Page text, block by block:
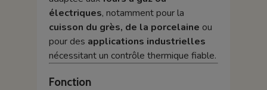
électriques, notamment pour la
cuisson du grès, de la porcelaine ou
pour des applications industrielles
nécessitant un contrôle thermique fiable.
Fonction